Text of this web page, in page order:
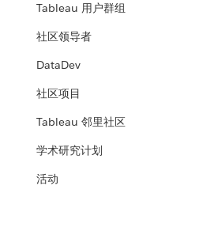
Tableau 用户群组
社区领导者
DataDev
社区项目
Tableau 邻里社区
学术研究计划
活动